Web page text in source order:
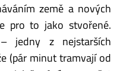
země a nových
pro to jako stvořené.
jedny z nejstarších
(pár minut tramvají od